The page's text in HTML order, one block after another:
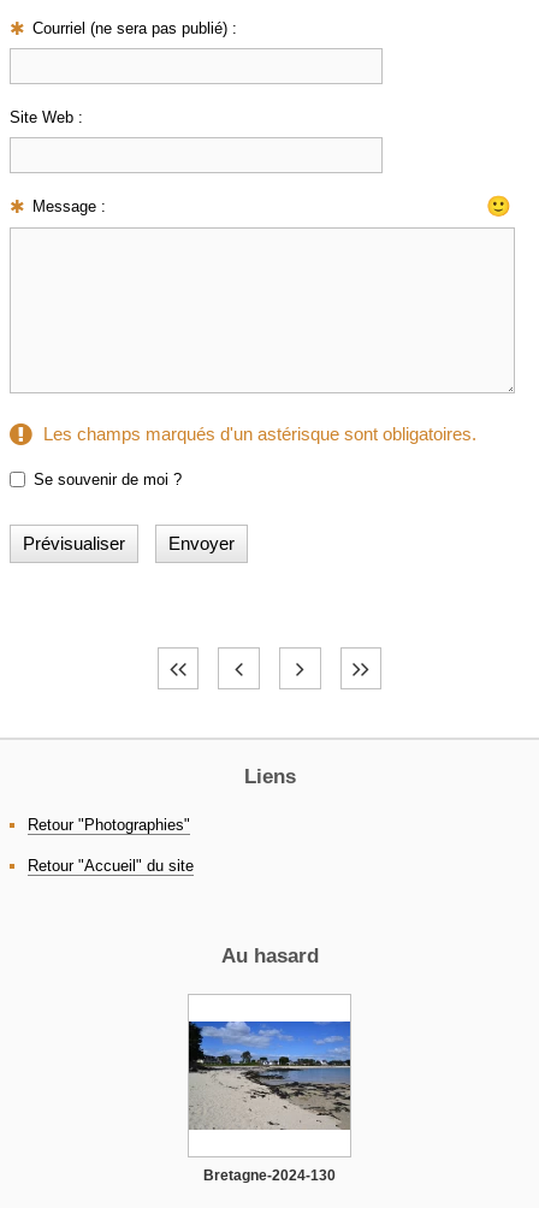
Courriel (ne sera pas publié) :
Site Web :
Message : 🙂
Les champs marqués d'un astérisque sont obligatoires.
Se souvenir de moi ?
Liens
Retour "Photographies"
Retour "Accueil" du site
Au hasard
Bretagne-2024-130